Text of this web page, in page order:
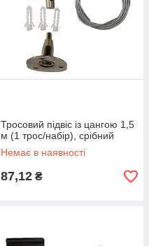
Тросовий підвіс із цангою 1,5
м (1 трос/набір), срібний
Немає в наявності
87,12 ₴